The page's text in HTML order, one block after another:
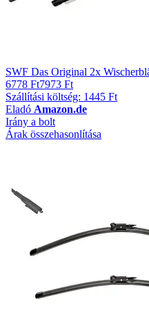
SWF Das Original 2x
6778 Ft7973 Ft
Szállítási költség: 1445 Ft
Eladó Amazon.de
Irány a bolt
Árak összehasonlítása